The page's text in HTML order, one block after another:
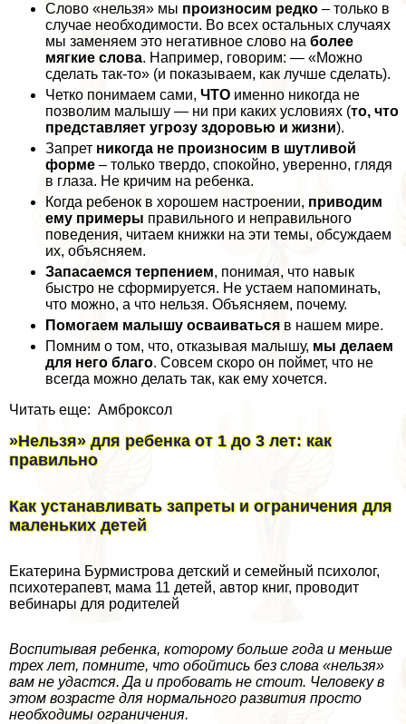
Слово «нельзя» мы произносим редко – только в
случае необходимости. Во всех остальных случаях
мы заменяем это негативное слово на более
мягкие слова. Например, говорим: — «Можно
сделать так-то» (и показываем, как лучше сделать).
Четко понимаем сами, ЧТО именно никогда не
позволим малышу — ни при каких условиях (то, что
представляет угрозу здоровью и жизни).
Запрет никогда не произносим в шутливой
форме – только твердо, спокойно, уверенно, глядя
в глаза. Не кричим на ребенка.
Когда ребенок в хорошем настроении, приводим
ему примеры правильного и неправильного
поведения, читаем книжки на эти темы, обсуждаем
их, объясняем.
Запасаемся терпением, понимая, что навык
быстро не сформируется. Не устаем напоминать,
что можно, а что нельзя. Объясняем, почему.
Помогаем малышу осваиваться в нашем мире.
Помним о том, что, отказывая малышу, мы делаем
для него благо. Совсем скоро он поймет, что не
всегда можно делать так, как ему хочется.
Читать еще: Амброксол
»Нельзя» для ребенка от 1 до 3 лет: как
правильно
Как устанавливать запреты и ограничения для
маленьких детей
Екатерина Бурмистрова детский и семейный психолог,
психотерапевт, мама 11 детей, автор книг, проводит
вебинары для родителей
Воспитывая ребенка, которому больше года и меньше
трех лет, помните, что обойтись без слова «нельзя»
вам не удастся. Да и пробовать не стоит. Человеку в
этом возрасте для нормального развития просто
необходимы ограничения.